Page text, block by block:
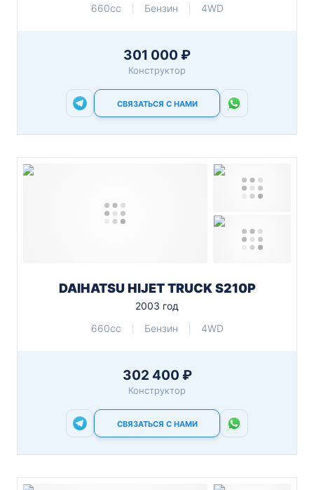
660cc
Бензин 4WD
301 000 ₽
Конструктор
СВЯЗАТЬСЯ С НАМИ
DAIHATSU HIJET TRUCK S210P
2003 год
660cc
Бензин 4WD
302 400 ₽
Конструктор
СВЯЗАТЬСЯ С НАМИ